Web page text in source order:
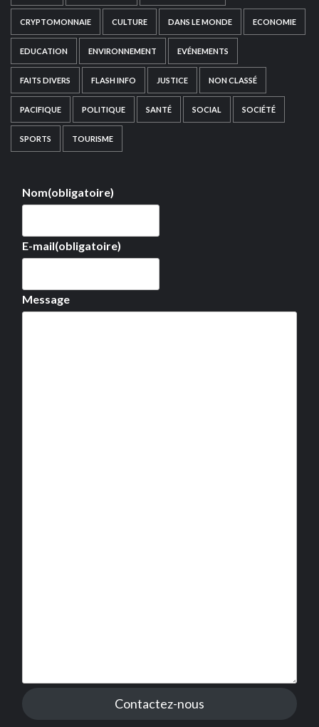
CRYPTOMONNAIE CULTURE DANS LE MONDE ECONOMIE
EDUCATION ENVIRONNEMENT EVÉNEMENTS
FAITS DIVERS FLASH INFO JUSTICE NON CLASSÉ
PACIFIQUE POLITIQUE SANTÉ SOCIAL SOCIÉTÉ
SPORTS TOURISME
Nom(obligatoire)
E-mail(obligatoire)
Message
Contactez-nous